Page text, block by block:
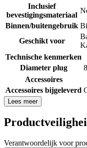
Inclusief
bevestigingsmateriaal
Binnen/buitengebruik
Geschikt voor
Technische kenmerken
Diameter plug
8
Accessoires
Accessoires bijgeleverd
Lees meer
Verantwoordelijk voor